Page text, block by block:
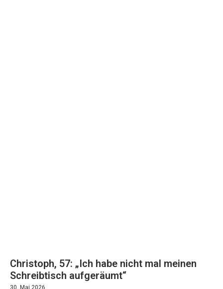
Christoph, 57: „Ich habe nicht mal meinen
Schreibtisch aufgeräumt“
30. Mai 2026